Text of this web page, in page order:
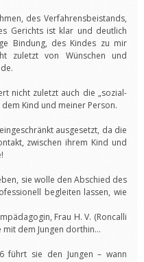
des Verfahrensbeistands,
Gerichts ist klar und deutlich
Bindung, des Kindes zu mir
zuletzt von Wünschen und
nicht zuletzt auch die „sozial-
Kind und meiner Person.
ausgesetzt, da die
zwischen ihrem Kind und
sie wolle den Abschied des
begleiten lassen, wie
Frau H. V. (Roncalli
mit dem Jungen dorthin…
führt sie den Jungen – wann